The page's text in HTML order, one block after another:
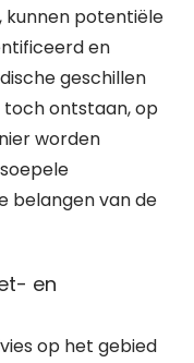
kunnen potentiële
en
geschillen
toch ontstaan, op
worden
belangen van de
en
op het gebied